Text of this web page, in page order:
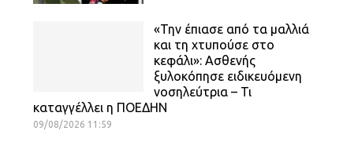
«Την έπιασε από τα μαλλιά
και τη χτυπούσε στο
κεφάλι»: Ασθενής
ξυλοκόπησε ειδικευόμενη
νοσηλεύτρια – Τι
καταγγέλλει η ΠΟΕΔΗΝ
09/08/2026 11:59